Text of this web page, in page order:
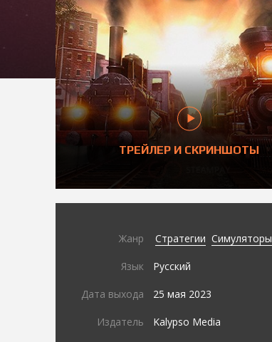
ТРЕЙЛЕР И СКРИНШОТЫ
Жанр Стратегии Симуляторы
Язык Русский
Дата выхода 25 мая 2023
Издатель Kalypso Media